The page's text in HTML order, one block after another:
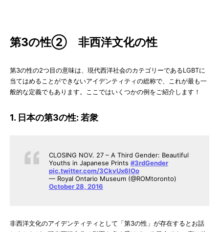
第3の性② 非西洋文化の性
第3の性の2つ目の意味は、現代西洋社会のカテゴリーであるLGBTに
当てはめることができないアイデンティティの総称で、これが最も一
般的な定義でもあります。ここではいくつかの例をご紹介します！
1. 日本の第3の性: 若衆
CLOSING NOV. 27 – A Third Gender: Beautiful
Youths in Japanese Prints #3rdGender
pic.twitter.com/3CkvUx6lOo
— Royal Ontario Museum (@ROMtoronto)
October 28, 2016
非西洋文化のアイデンティティとして「第3の性」が存在するとお話